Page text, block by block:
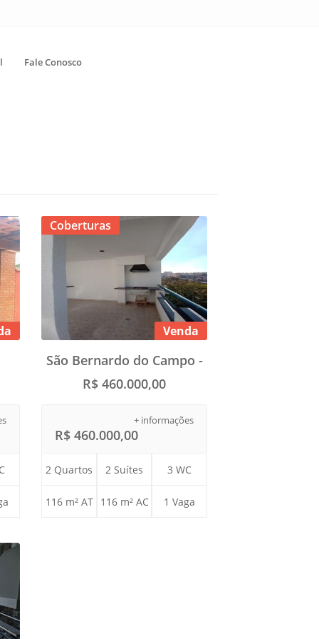
Fale Conosco
Coberturas
Venda
São Bernardo do Campo -
R$ 460.000,00
+ informações
R$ 460.000,00
2 Quartos 2 Suítes 3 WC
116 m² AT 116 m² AC 1 Vaga